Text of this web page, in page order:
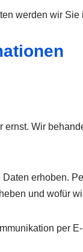
werden wir
Wir
erhoben.
und wofür
per